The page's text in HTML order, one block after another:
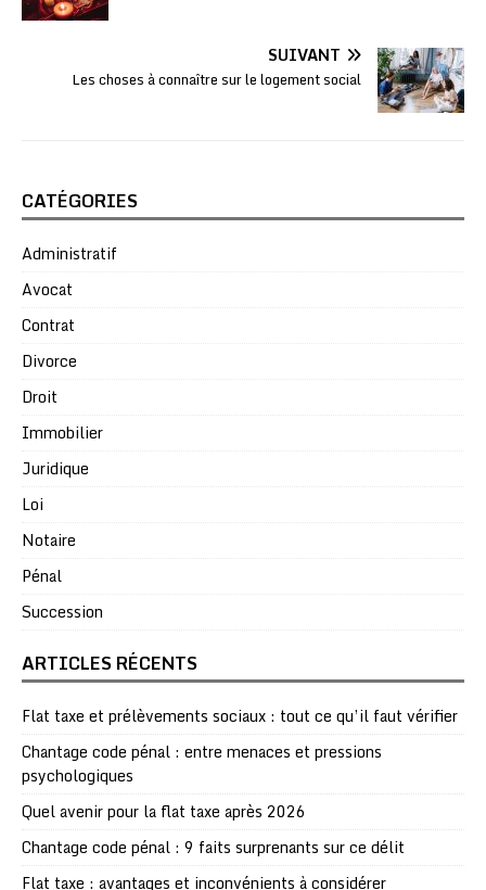
SUIVANT
Les choses à connaître sur le logement social
CATÉGORIES
Administratif
Avocat
Contrat
Divorce
Droit
Immobilier
Juridique
Loi
Notaire
Pénal
Succession
ARTICLES RÉCENTS
Flat taxe et prélèvements sociaux : tout ce qu’il faut vérifier
Chantage code pénal : entre menaces et pressions
psychologiques
Quel avenir pour la flat taxe après 2026
Chantage code pénal : 9 faits surprenants sur ce délit
Flat taxe : avantages et inconvénients à considérer